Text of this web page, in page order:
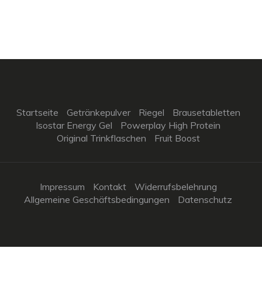
Startseite Getränkepulver Riegel
Brausetabletten
Isostar Energy Gel
Powerplay High Protein
Original Trinkflaschen
Fruit Boost
Impressum Kontakt
Widerrufsbelehrung
Allgemeine Geschäftsbedingungen
Datenschutz